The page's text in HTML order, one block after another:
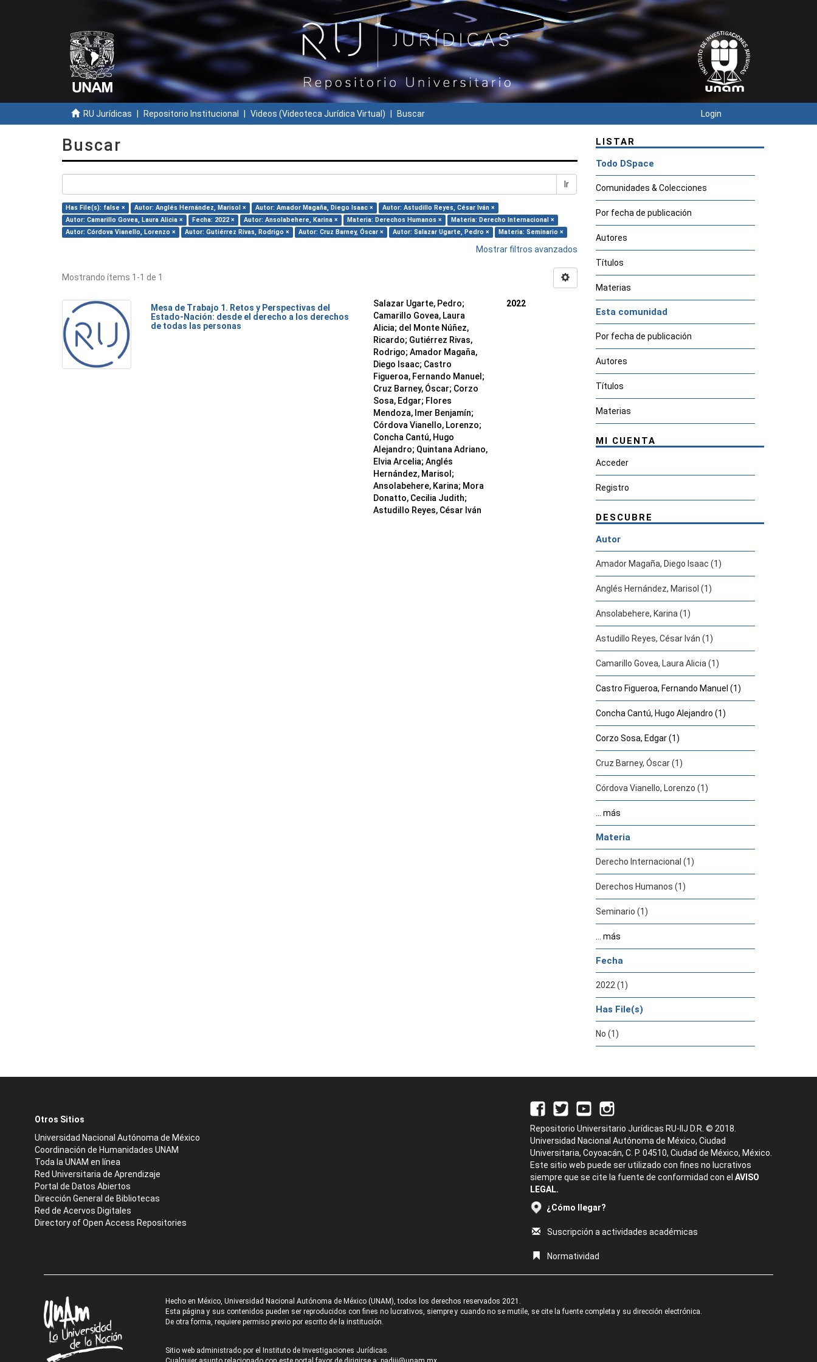
RU Jurídicas Repositorio Institucional Videos (Videoteca Jurídica Virtual) Buscar Login
Buscar
Ir
Has File(s): false × Autor: Anglés Hernández, Marisol × Autor: Amador Magaña, Diego Isaac ×
Autor: Astudillo Reyes, César Iván ×
Autor: Camarillo Govea, Laura Alicia ×
Fecha: 2022 × Autor: Ansolabehere, Karina × Materia: Derechos Humanos ×
Materia: Derecho Internacional ×
Autor: Córdova Vianello, Lorenzo ×
Autor: Gutiérrez Rivas, Rodrigo × Autor: Cruz Barney, Óscar × Autor: Salazar Ugarte, Pedro × Materia: Seminario ×
Mostrar filtros avanzados
Mostrando ítems 1-1 de 1
Mesa de Trabajo 1. Retos y Perspectivas del
Estado-Nación: desde el derecho a los derechos
de todas las personas
Salazar Ugarte, Pedro;
Camarillo Govea, Laura
Alicia; del Monte Núñez,
Ricardo; Gutiérrez Rivas,
Rodrigo; Amador Magaña,
Diego Isaac; Castro
Figueroa, Fernando Manuel ;
Cruz Barney, Óscar; Corzo
Sosa, Edgar; Flores
Mendoza, Imer Benjamín;
Córdova Vianello, Lorenzo;
Concha Cantú, Hugo
Alejandro; Quintana Adriano,
Elvia Arcelia; Anglés
Hernández, Marisol ;
Ansolabehere, Karina; Mora
Donatto, Cecilia Judith;
Astudillo Reyes, César Iván
2022
LISTAR
Todo DSpace
Comunidades & Colecciones
Por fecha de publicación
Autores
Títulos
Materias
Esta comunidad
Por fecha de publicación
Autores
Títulos
Materias
MI CUENTA
Acceder
Registro
DESCUBRE
Autor
Amador Magaña, Diego Isaac (1)
Anglés Hernández, Marisol (1)
Ansolabehere, Karina (1)
Astudillo Reyes, César Iván (1)
Camarillo Govea, Laura Alicia (1)
Castro Figueroa, Fernando Manuel (1)
Concha Cantú, Hugo Alejandro (1)
Corzo Sosa, Edgar (1)
Cruz Barney, Óscar (1)
Córdova Vianello, Lorenzo (1)
... más
Materia
Derecho Internacional (1)
Derechos Humanos (1)
Seminario (1)
... más
Fecha
2022 (1)
Has File(s)
No (1)
Otros Sitios
Universidad Nacional Autónoma de México
Coordinación de Humanidades UNAM
Toda la UNAM en línea
Red Universitaria de Aprendizaje
Portal de Datos Abiertos
Dirección General de Bibliotecas
Red de Acervos Digitales
Directory of Open Access Repositories
Repositorio Universitario Jurídicas RU-IIJ D.R. © 2018.
Universidad Nacional Autónoma de México, Ciudad
Universitaria, Coyoacán, C. P. 04510, Ciudad de México, México.
Este sitio web puede ser utilizado con fines no lucrativos
siempre que se cite la fuente de conformidad con el AVISO
LEGAL.
¿Cómo llegar?
Suscripción a actividades académicas
Normatividad
Hecho en México, Universidad Nacional Autónoma de México (UNAM), todos los derechos reservados 2021.
Esta página y sus contenidos pueden ser reproducidos con fines no lucrativos, siempre y cuando no se mutile, se cite la fuente completa y su dirección electrónica.
De otra forma, requiere permiso previo por escrito de la institución.
Sitio web administrado por el Instituto de Investigaciones Jurídicas.